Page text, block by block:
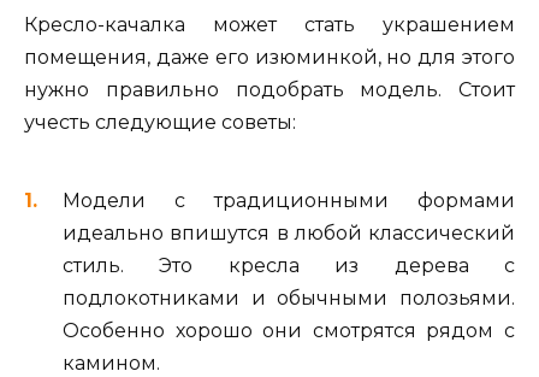
Кресло-качалка может стать украшением
помещения, даже его изюминкой, но для этого
нужно правильно подобрать модель. Стоит
учесть следующие советы:
Модели с традиционными формами
идеально впишутся в любой классический
стиль. Это кресла из дерева с
подлокотниками и обычными полозьями.
Особенно хорошо они смотрятся рядом с
камином.